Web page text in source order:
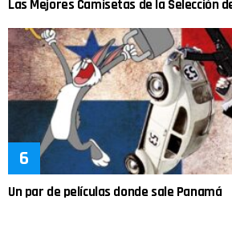
Las Mejores Camisetas de la Selección
Un par de películas donde sale Panamá